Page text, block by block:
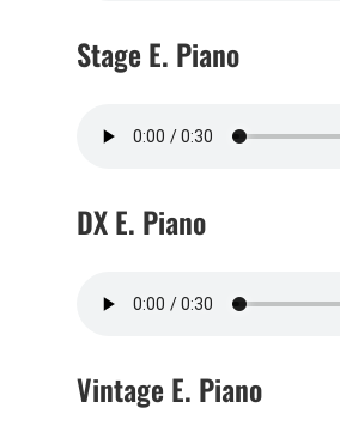
Stage E. Piano
DX E. Piano
Vintage E. Piano